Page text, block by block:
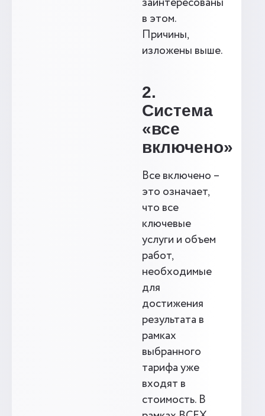
в этом.
Причины,
изложены выше.
2.
Система
«все
включено»
Все включено –
это означает,
что все
ключевые
услуги и объем
работ,
необходимые
для
достижения
результата в
рамках
выбранного
тарифа уже
входят в
стоимость. В